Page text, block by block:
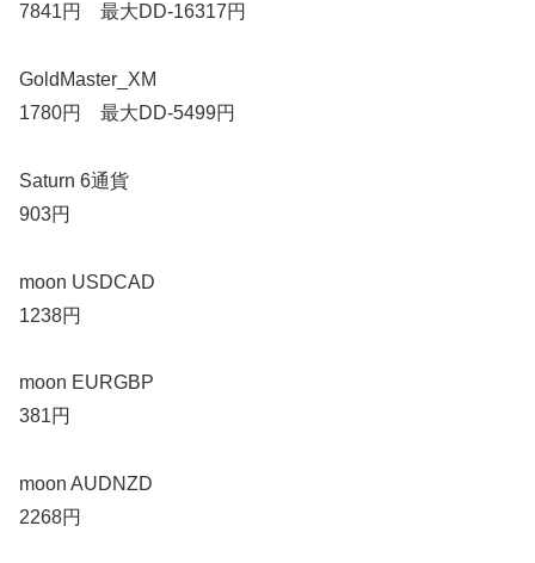
7841円 最大DD-16317円
GoldMaster_XM
1780円 最大DD-5499円
Saturn 6通貨
903円
moon USDCAD
1238円
moon EURGBP
381円
moon AUDNZD
2268円